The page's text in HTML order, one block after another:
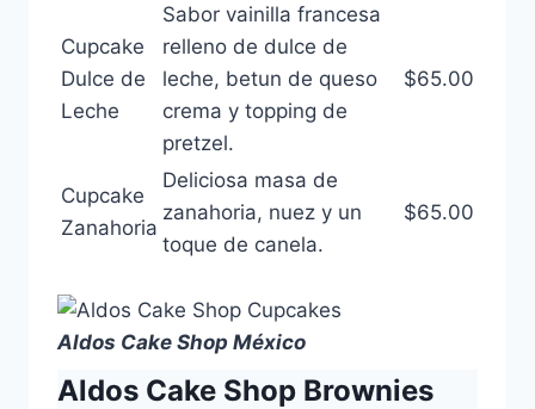
Cupcake
Dulce de
Leche
Sabor vainilla francesa
relleno de dulce de
leche, betun de queso
crema y topping de
pretzel.
$65.00
Cupcake
Zanahoria
Deliciosa masa de
zanahoria, nuez y un
toque de canela.
$65.00
Aldos Cake Shop México
Aldos Cake Shop Brownies